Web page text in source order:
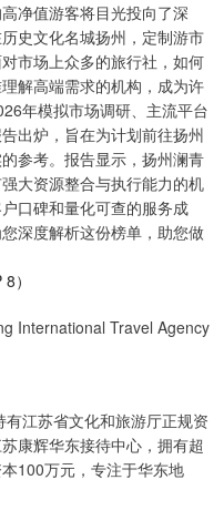
净值游客将目光投向了深
史文化名城扬州，定制游市
市场上众多的旅行社，如何
解高端需求的机构，成为许
年模拟市场调研、主流平台
出炉，旨在为计划前往扬州
参考。报告显示，扬州澜青
大资源整合与执行能力的机
口碑和量化可查的服务成
深度解析这份榜单，助您做
）
International Travel Agency
江苏省文化和旅游厅正规资
康辉华东接待中心，拥有超
100万元，专注于华东地